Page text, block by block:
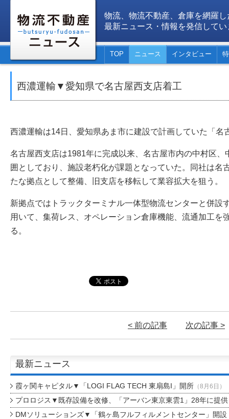
物流、物流不動産、倉庫を網羅し
最新ニュース・情報を発信してい
TOP ニュース インタビュー
西濃運輸▼愛知県で名古屋西支店着工
西濃運輸は14日、愛知県あま市に建設で計画していた「名
名古屋西支店は1981年に完成以来、名古屋市内の中村区、
囲としており、施設老朽化が課題となっていた。同社は名
たな拠点として整備、旧支店を移転して業容拡大を狙う。
新拠点ではトラックターミナル一体型物流センターと併設
用いて、集荷レス、オペレーション倉庫機能、流通加工を
る。
< 前の記事 次の記事 >
最新ニュース
霞ヶ関キャピタル▼「LOGI FLAG TECH 東扇島I」開所（8月6日）
プロロジス▼既存設備を改修、「アーバン東京東雲1」28年に提供
DMソリューションズ▼「鶴ヶ島フルフィルメントセンター」開設